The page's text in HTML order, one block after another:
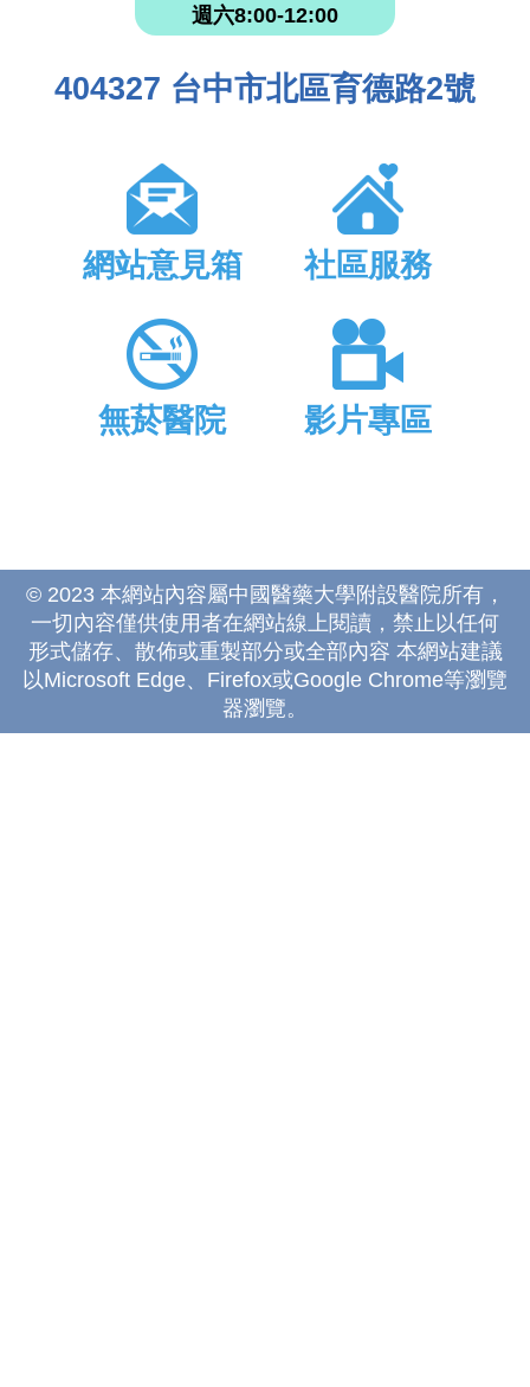
週六8:00-12:00
404327 台中市北區育德路2號
網站意見箱 社區服務
無菸醫院 影片專區
© 2023 本網站內容屬中國醫藥大學附設醫院所有，
一切內容僅供使用者在網站線上閱讀，禁止以任何
形式儲存、散佈或重製部分或全部內容 本網站建議
以Microsoft Edge、Firefox或Google Chrome等瀏覽
器瀏覽。